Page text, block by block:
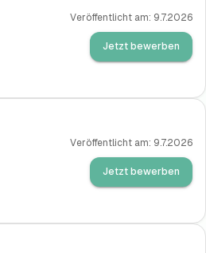
Veröffentlicht am: 9.7.2026
Jetzt bewerben
Veröffentlicht am: 9.7.2026
Jetzt bewerben